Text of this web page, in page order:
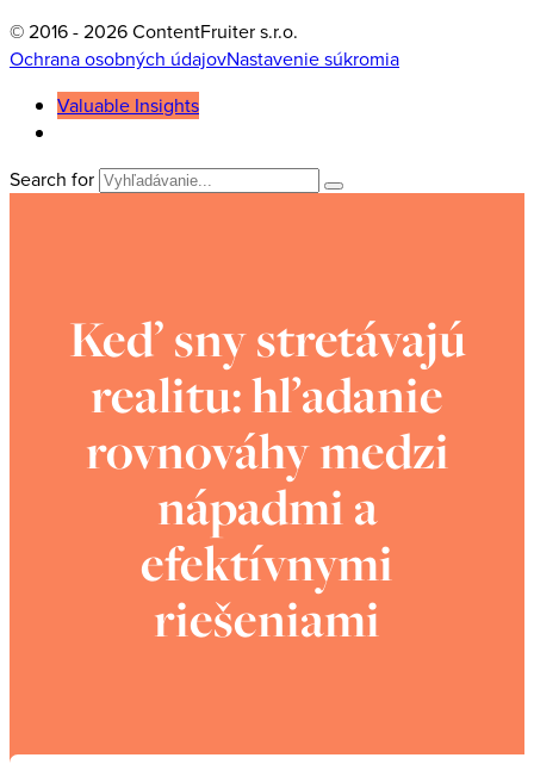
© 2016 - 2026 ContentFruiter s.r.o.
Ochrana osobných údajovNastavenie súkromia
Valuable Insights
Search for
Keď sny stretávajú
realitu: hľadanie
rovnováhy medzi
nápadmi a
efektívnymi
riešeniami